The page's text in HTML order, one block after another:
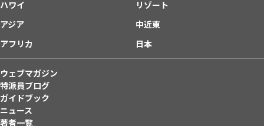
ハワイ
リゾート
アジア
中近東
アフリカ
日本
ウェブマガジン
特派員ブログ
ガイドブック
ニュース
著者一覧